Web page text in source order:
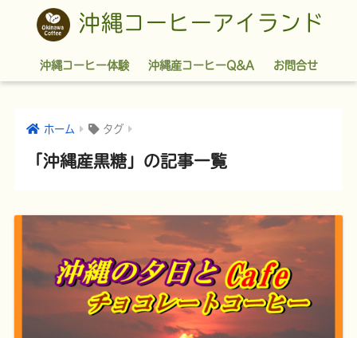
沖縄コーヒーアイランド
沖縄コーヒー体験 沖縄産コーヒーQ&A お問合せ
ホーム タグ
「沖縄産黒糖」の記事一覧